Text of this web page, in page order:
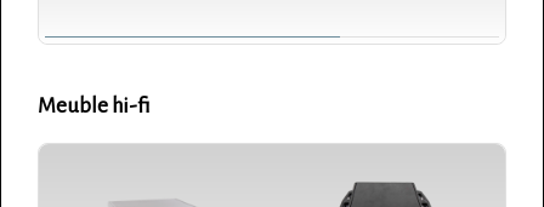
Meuble hi-fi